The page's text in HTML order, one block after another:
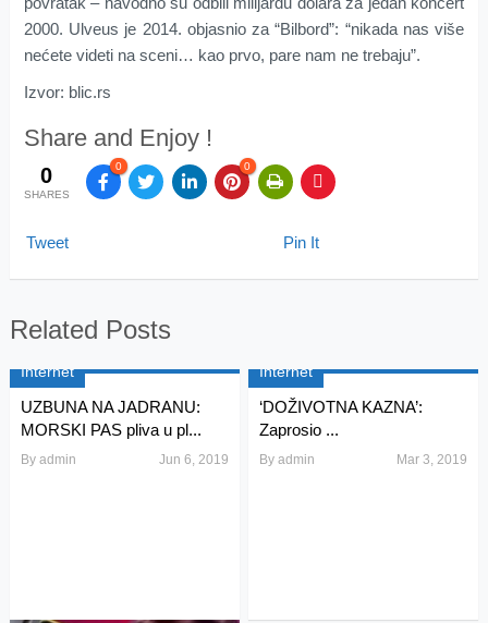
2000. Ulveus je 2014. objasnio za “Bilbord”: “nikada nas više
nećete videti na sceni… kao prvo, pare nam ne trebaju”.
Izvor: blic.rs
Share and Enjoy !
0
SHARES
0 0
Tweet Pin It
Related Posts
Internet
UZBUNA NA JADRANU:
MORSKI PAS pliva u pl...
By admin Jun 6, 2019
Internet
‘DOŽIVOTNA KAZNA’:
Zaprosio ...
Byadmin Mar 3, 2019